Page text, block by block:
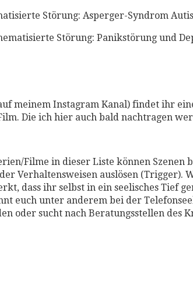
Störung: Asperger-Syndrom
Störung: Panikstörung und
meinem Instagram Kanal) findet ihr
Die ich hier auch bald nachtragen
Filme in dieser Liste können Szenen
Verhaltensweisen auslösen (Trigger).
dass ihr selbst in ein seelisches Tief
euch unter anderem bei der
oder sucht nach Beratungsstellen des